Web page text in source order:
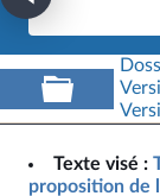
Texte visé :
proposition de